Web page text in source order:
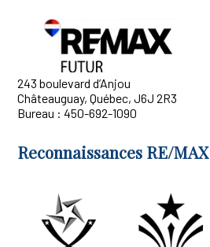
243 boulevard d’Anjou
Châteauguay, Québec, J6J 2R3
Bureau : 450-692-1090
Reconnaissances RE/MAX